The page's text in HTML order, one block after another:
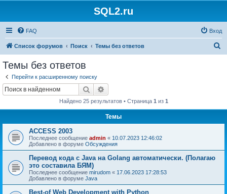
SQL2.ru
FAQ Вход
Список форумов Поиск Темы без ответов
Темы без ответов
Перейти к расширенному поиску
Поиск
Найдено 25 результатов • Страница 1 из 1
Темы
ACCESS 2003
Последнее сообщение admin « 10.07.2023 12:46:02
Добавлено в форуме Обсуждения
Перевод кода с Java на Golang автоматически. (Полагаю
это составила БЯМ)
Последнее сообщение mirudom « 17.06.2023 17:28:53
Добавлено в форуме Java
Best-of Web Development with Python